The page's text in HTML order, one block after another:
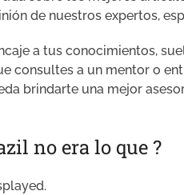
de nuestros expertos,
a tus conocimientos,
consultes a un mentor o
brindarte una mejor
no era lo que ?